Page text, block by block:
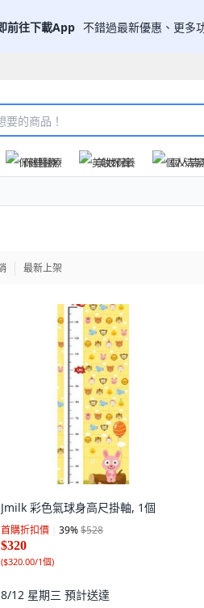
前往下載App 不錯過最新優惠、更多
保健醫療 美妝保養 個人清
最新上架
Jmilk 彩色氣球身高尺掛軸, 1個
首購折扣價 39%$528
$320
($320.00/1個)
8/12 星期三 預計送達